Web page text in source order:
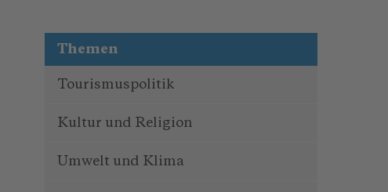
Themen
Tourismuspolitik
Kultur und Religion
Umwelt und Klima